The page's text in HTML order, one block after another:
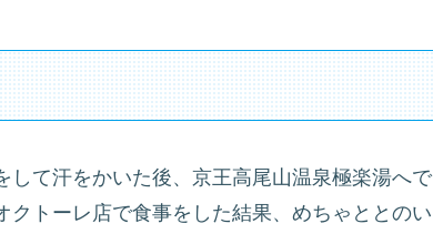
て汗をかいた後、京王高尾山温泉極楽湯へで
トーレ店で食事をした結果、めちゃととのい